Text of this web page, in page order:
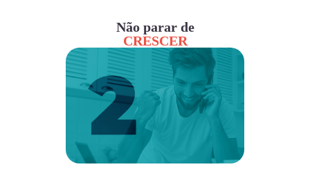
Não parar de
CRESCER